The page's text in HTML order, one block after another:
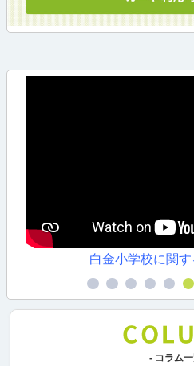
白金小学校に関す
- コラム